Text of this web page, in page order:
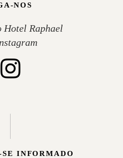
NOS
Hotel Raphael
INFORMADO